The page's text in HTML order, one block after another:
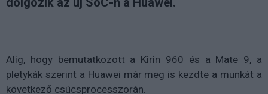
Alig, hogy bemutatkozott a Kirin 960 és a Mate 9, a
pletykák szerint a Huawei már meg is kezdte a munkát a
következő csúcsprocesszorán.